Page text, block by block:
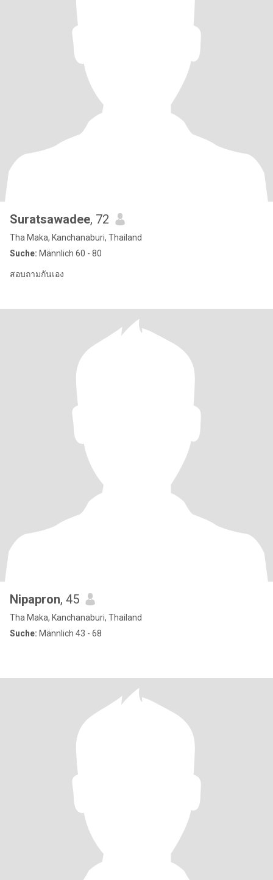
Suratsawadee, 72
Tha Maka, Kanchanaburi, Thailand
Suche: Männlich 60 - 80
สอบถามกันเอง
Nipapron, 45
Tha Maka, Kanchanaburi, Thailand
Suche: Männlich 43 - 68